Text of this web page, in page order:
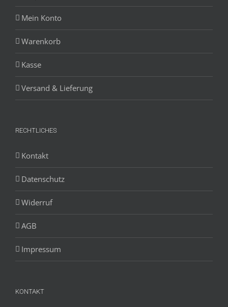
Mein Konto
Warenkorb
Kasse
Versand & Lieferung
RECHTLICHES
Kontakt
Datenschutz
Widerruf
AGB
Impressum
KONTAKT